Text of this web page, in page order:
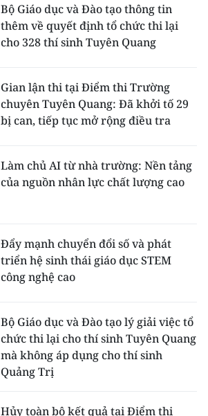
Bộ Giáo dục và Đào tạo thông tin
thêm về quyết định tổ chức thi lại
cho 328 thí sinh Tuyên Quang
Gian lận thi tại Điểm thi Trường
chuyên Tuyên Quang: Đã khởi tố 29
bị can, tiếp tục mở rộng điều tra
Làm chủ AI từ nhà trường: Nền tảng
của nguồn nhân lực chất lượng cao
Đẩy mạnh chuyển đổi số và phát
triển hệ sinh thái giáo dục STEM
công nghệ cao
Bộ Giáo dục và Đào tạo lý giải việc tổ
chức thi lại cho thí sinh Tuyên Quang
mà không áp dụng cho thí sinh
Quảng Trị
Hủy toàn bộ kết quả tại Điểm thi